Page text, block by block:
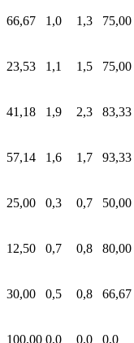
66,67 1,0 1,3 75,00
23,53 1,1 1,5 75,00
41,18 1,9 2,3 83,33
57,14 1,6 1,7 93,33
25,00 0,3 0,7 50,00
12,50 0,7 0,8 80,00
30,00 0,5 0,8 66,67
100,00 0,0 0,0 0,0